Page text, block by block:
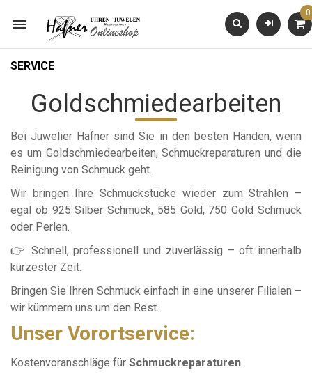

0
SERVICE
Goldschmiedearbeiten
Bei Juwelier Hafner sind Sie in den besten Händen, wenn
es um Goldschmiedearbeiten,Schmuckreparaturen und die
Reinigung von Schmuck geht.
Wir bringen Ihre Schmuckstücke wieder zum Strahlen –
egal ob 925 Silber Schmuck, 585 Gold, 750 Gold Schmuck
oder Perlen.
👉 Schnell, professionell und zuverlässig – oft innerhalb
kürzester Zeit.
Bringen Sie Ihren Schmuck einfach in eine unserer Filialen –
wir kümmern uns um den Rest.
Unser Vorortservice:
Kostenvoranschläge für Schmuckreparaturen